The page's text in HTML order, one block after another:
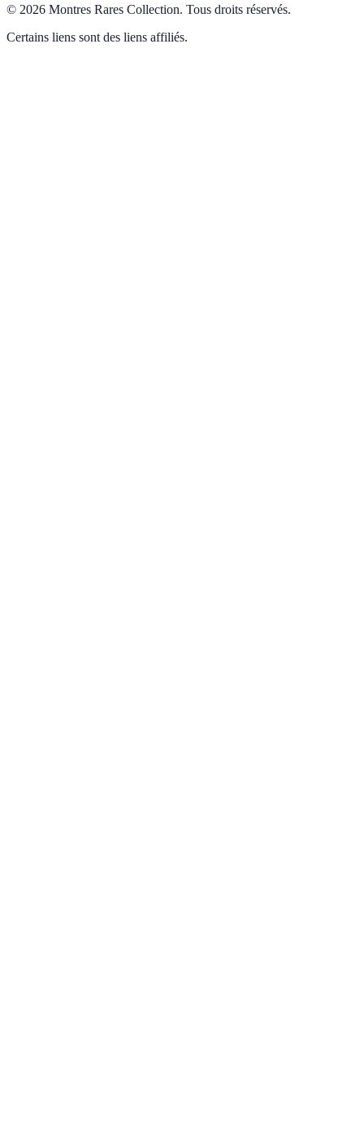
© 2026 Montres Rares Collection. Tous droits réservés.
Certains liens sont des liens affiliés.